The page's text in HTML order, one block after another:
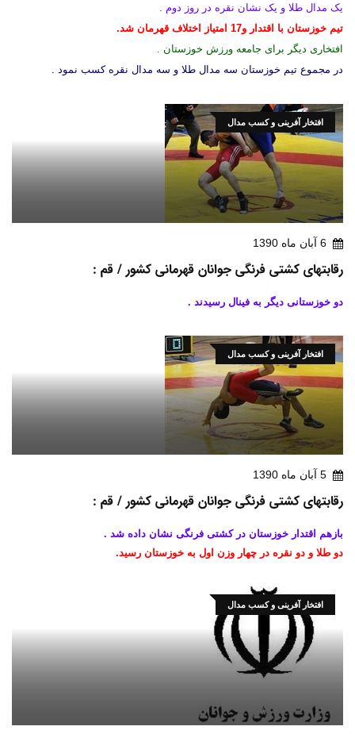
یک مدال طلا و یک نشان نقره در روز دوم .
تیم خوزستان با اقتدار و17 امتیاز اختلاف قهرمان شد.
افتخاری دیگر برای جامعه ورزش خوزستان
در مجموع تیم خوزستان سه مدال طلا و سه مدال نقره کسب نمود .
افتخار آفرینی و کسب مدال
6 آبان ماه 1390
رقابتهای کشتی فرنگی جوانان قهرمانی کشور / قم :
دو خوزستانی دیگر به فینال رسیدند .
افتخار آفرینی و کسب مدال
5 آبان ماه 1390
رقابتهای کشتی فرنگی جوانان قهرمانی کشور / قم :
بازهم اقتدار خوزستان در کشتی فرنگی نشان داده شد .
دو طلا و دو نقره در چهار وزن اول به خوزستان رسید.
افتخار آفرینی و کسب مدال